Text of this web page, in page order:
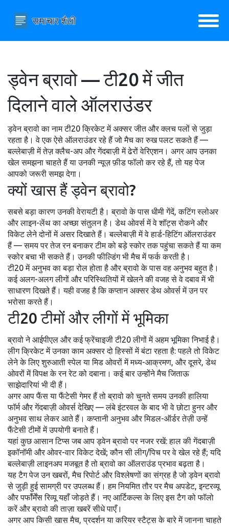
ड्वेन ब्रावो — टी20 में जीत
दिलाने वाले ऑलराउंडर
ड्वेन ब्रावो का नाम टी20 क्रिकेट में अक्सर जीत और क्लच पलों से जुड़ा
रहता है। वे एक ऐसे ऑलराउंडर रहे हैं जो मैच का रुख पलट सकते हैं —
बल्लेबाज़ी में तेज़ क्लैच-अप और गेंदबाज़ी में ढेरों वेरिएशन। अगर आप उनका
खेल समझना चाहते हैं या उनकी न्यूज़ फ़ीड फॉलो कर रहे हैं, तो यह पेज
आपको जरूरी समझ देगा।
क्यों खास हैं ड्वेन ब्रावो?
सबसे बड़ा कारण उनकी वेरायटी है। ब्रावो के पास धीमी गेंदें, कटिंग स्लोअर
और लाइन-लेंथ का अच्छा संतुलन है। डेथ ओवर्स में वे शॉट्स रोकने और
विकेट लेने दोनों में असर दिखाते हैं। बल्लेबाज़ी में वे हार्ड-हिटिंग ऑलराउंडर
हैं — समय पर तेज रन बनाकर टीम को बड़े स्कोर तक पहुंचा सकते हैं या कम
स्कोर बचा भी सकते हैं। उनकी फील्डिंग भी मैच में फर्क करती है।
टी20 में अनुभव का बड़ा रोल होता है और ब्रावो के पास वह अनुभव बहुत है।
कई अलग-अलग लीगों और परिस्थितियों में खेलने की वजह से वे दबाव में भी
साधारण दिखते हैं। यही वजह है कि कप्तान अक्सर डेथ ओवर्स में उन पर
भरोसा करते हैं।
टी20 टीमों और लीगों में भूमिका
ब्रावो ने आईपीएल और कई फ्रेंचाइजी टी20 लीगों में अहम भूमिका निभाई है।
लीग क्रिकेट में उनका काम अक्सर दो हिस्सों में बंटा रहता है: पहले तो विकेट
लेने के लिए शुरुआती स्पेल या मिड ओवरों में मध्य-आक्रमण, और दूसरे, डेथ
ओवरों में विपक्ष के रन रेट को दबाना। कई बार उन्होंने मैच जिताऊ
साझेदारियां भी दी हैं।
अगर आप फैंस या फैंटेसी गेमर हैं तो ब्रावो को चुनते समय उनकी हालिया
फॉर्म और गेंदबाज़ी ओवर्स देखिए — लंबे इंटरवल के बाद भी वे छोटा हुनर और
अनुभव साथ लेकर आते हैं। कप्तानी अनुभव और मिडल-ऑर्डर तेज़ी उन्हें
फैंटेसी टीमों में उपयोगी बनाते हैं।
यहां कुछ आसान टिप्स जब आप ड्वेन ब्रावो पर नजर रखें: हाल की गेंदबाज़ी
इकॉनॉमी और ओवर-वार विकेट देखें; कौन सी लीग/पिच पर वे खेल रहे हैं; यदि
बल्लेबाज़ी लाइनअप मजबूत है तो ब्रावो का ऑलराउंड प्रभाव बढ़ता है।
यह टैग पेज उन खबरों, मैच रिपोर्ट और विश्लेषणों का संग्रह है जो ड्वेन ब्रावो
से जुड़ी हुई सामग्री पर उपलब्ध हैं। हम नियमित तौर पर मैच अपडेट, इन्टरव्यू
और पर्फॉर्मेंस रिव्यू यहाँ जोड़ते हैं। नए आर्टिकल्स के लिए इस टैग को फॉलो
करें और ब्रावो की ताज़ा खबरें सीधे पाएँ।
अगर आप किसी खास मैच, प्रदर्शन या करियर स्टैट्स के बारे में जानना चाहते